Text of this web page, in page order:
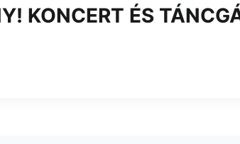
KONCERT ÉS